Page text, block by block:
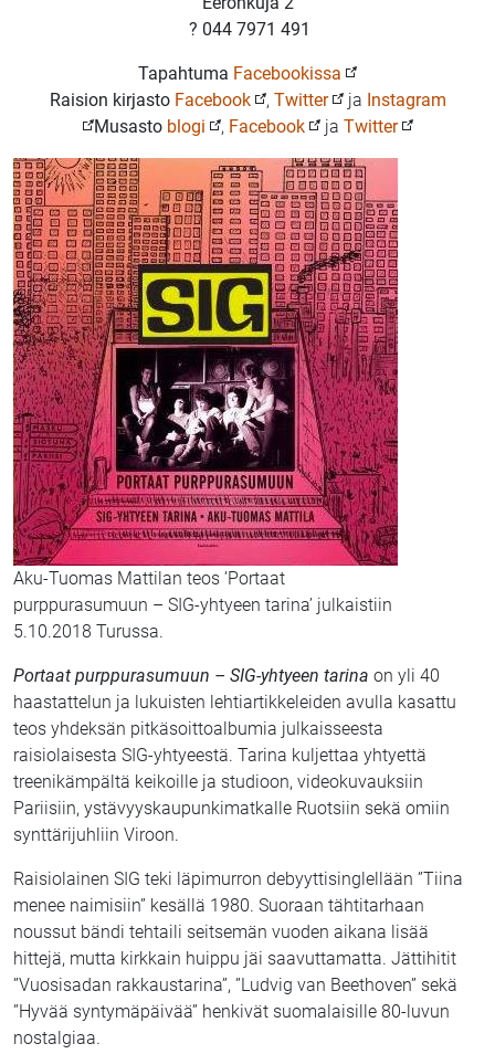
? 044 7971 491
Tapahtuma Facebookissa
Raision kirjasto Facebook , Twitter ja Instagram
Musasto blogi , Facebook ja Twitter
Aku-Tuomas Mattilan teos ’Portaat
purppurasumuun – SIG-yhtyeen tarina’ julkaistiin
5.10.2018 Turussa.
Portaat purppurasumuun – SIG-yhtyeen tarina on yli 40
haastattelun ja lukuisten lehtiartikkeleiden avulla kasattu
teos yhdeksän pitkäsoittoalbumia julkaisseesta
raisiolaisesta SIG-yhtyeestä. Tarina kuljettaa yhtyettä
treenikämpältä keikoille ja studioon, videokuvauksiin
Pariisiin, ystävyyskaupunkimatkalle Ruotsiin sekä omiin
synttärijuhliin Viroon.
Raisiolainen SIG teki läpimurron debyyttisinglellään ”Tiina
menee naimisiin” kesällä 1980. Suoraan tähtitarhaan
noussut bändi tehtaili seitsemän vuoden aikana lisää
hittejä, mutta kirkkain huippu jäi saavuttamatta. Jättihitit
”Vuosisadan rakkaustarina”, ”Ludvig van Beethoven” sekä
”Hyvää syntymäpäivää” henkivät suomalaisille 80-luvun
nostalgiaa.